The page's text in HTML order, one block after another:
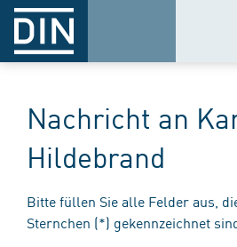
Nachricht an
Hildebrand
Bitte füllen Sie alle Felder aus,
Sternchen (*) gekennzeichnet